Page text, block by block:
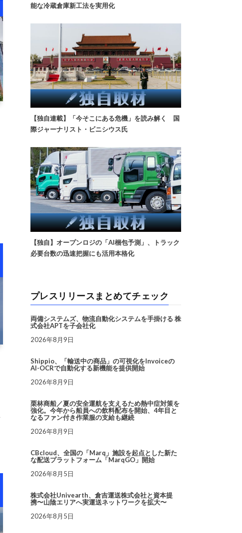
能な冷蔵倉庫新工法を実用化
【独自連載】「今そこにある危機」を読み解く 国
際ジャーナリスト・ビニシウス氏
【独自】オープンロジの「AI梱包予測」、トラック
必要台数の迅速把握にも活用本格化
プレスリリースまとめてチェック
両備システムズ、物流自動化システムを手掛ける 株
式会社APTを子会社化
2026年8月9日
Shippio、「輸送中の商品」の可視化をInvoiceの
AI-OCRで自動化する新機能を提供開始
2026年8月9日
栗林商船／夏の安全運航を支えるため熱中症対策を
強化。今年から船員への飲料配布を開始、4年目と
なるファン付き作業服の支給も継続
2026年8月9日
CBcloud、全国の「Marq」施設を起点とした新た
な配送プラットフォーム「MarqGO」開始
2026年8月5日
株式会社Univearth、倉吉運送株式会社と資本提
携〜山陰エリアへ実運送ネットワークを拡大〜
2026年8月5日